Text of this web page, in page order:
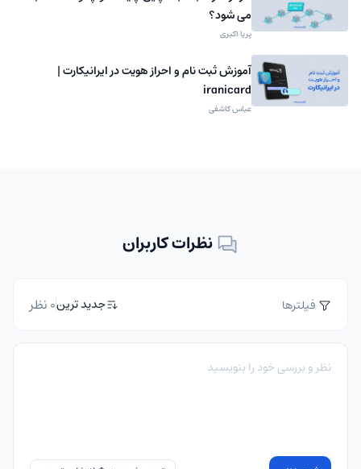
می شود؟
پریا اکبری
آموزش ثبت نام و احراز هویت در ایرانیکارت |
iranicard
عباس کاشفی
نظرات کاربران
فیلترها جدید ترین0 نظر